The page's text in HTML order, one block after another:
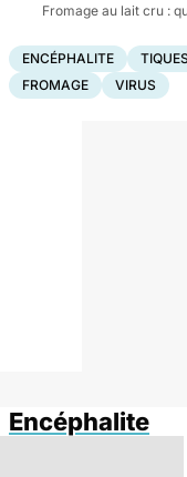
Fromage au lait cru :
ENCÉPHALITE
FROMAGE
VIRUS
Encéphalite